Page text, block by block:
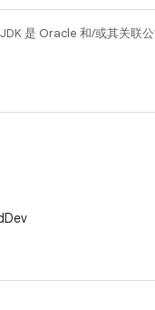
是 Oracle 和/或其关联